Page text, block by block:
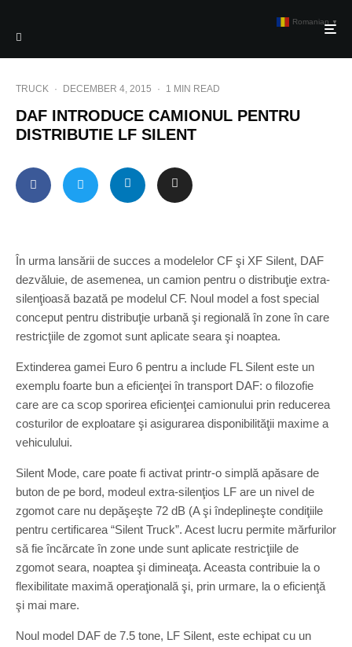
TRUCK · DECEMBER 4, 2015 · 1 MIN READ
DAF INTRODUCE CAMIONUL PENTRU
DISTRIBUTIE LF SILENT
În urma lansării de succes a modelelor CF şi XF Silent, DAF
dezvăluie, de asemenea, un camion pentru o distribuţie extra-
silenţioasă bazată pe modelul CF. Noul model a fost special
conceput pentru distribuţie urbană şi regională în zone în care
restricţiile de zgomot sunt aplicate seara şi noaptea.
Extinderea gamei Euro 6 pentru a include FL Silent este un
exemplu foarte bun a eficienţei în transport DAF: o filozofie
care are ca scop sporirea eficienţei camionului prin reducerea
costurilor de exploatare şi asigurarea disponibilităţii maxime a
vehiculului.
Silent Mode, care poate fi activat printr-o simplă apăsare de
buton de pe bord, modeul extra-silenţios LF are un nivel de
zgomot care nu depăşeşte 72 dB (A şi îndeplineşte condiţiile
pentru certificarea “Silent Truck”. Acest lucru permite mărfurilor
să fie încărcate în zone unde sunt aplicate restricţiile de
zgomot seara, noaptea şi dimineaţa. Aceasta contribuie la o
flexibilitate maximă operaţională şi, prin urmare, la o eficienţă
şi mai mare.
Noul model DAF de 7.5 tone, LF Silent, este echipat cu un
Romanian ▼